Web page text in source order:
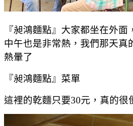
『昶鴻麵點』大家都坐在外
中午也是非常熱，我們那天真
熱暈了
『昶鴻麵點』菜單
這裡的乾麵只要30元，真的很